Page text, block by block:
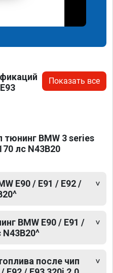
Показать все
BMW 3 series
лс N43B20
E90 / E91 / E92 /
BMW E90 / E91 /
N43B20^
после чип